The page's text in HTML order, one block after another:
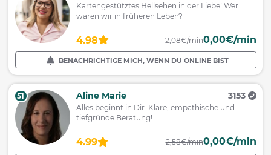
Kartengestütztes Hellsehen in der Liebe! Wer
waren wir in früheren Leben?
4.98 2,08€/min0,00€/min
BENACHRICHTIGE MICH, WENN DU ONLINE BIST
51 Aline Marie 3153
Alles beginnt in Dir Klare, empathische und
tiefgründe Beratung!
4.99 2,58€/min0,00€/min